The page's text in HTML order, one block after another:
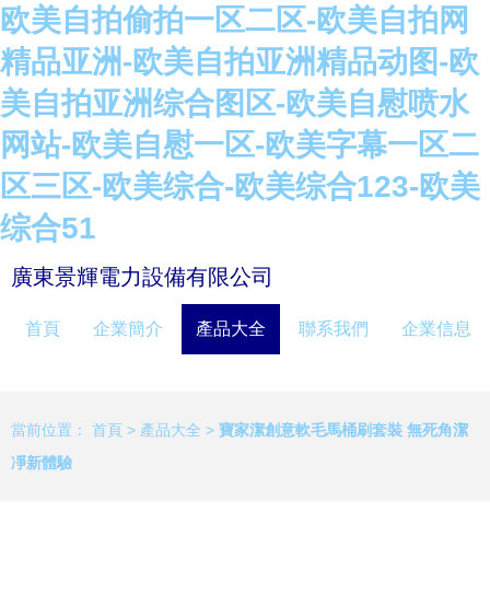
欧美自拍偷拍一区二区-欧美自拍网
精品亚洲-欧美自拍亚洲精品动图-欧
美自拍亚洲综合图区-欧美自慰喷水
网站-欧美自慰一区-欧美字幕一区二
区三区-欧美综合-欧美综合123-欧美
综合51
廣東景輝電力設備有限公司
首頁 企業簡介 產品大全 聯系我們 企業信息
當前位置： 首頁 > 產品大全 > 寶家潔創意軟毛馬桶刷套裝 無死角潔
凈新體驗